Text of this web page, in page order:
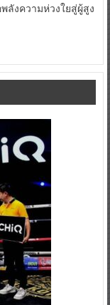
ลังความห่วงใยสู่ผู้สูง